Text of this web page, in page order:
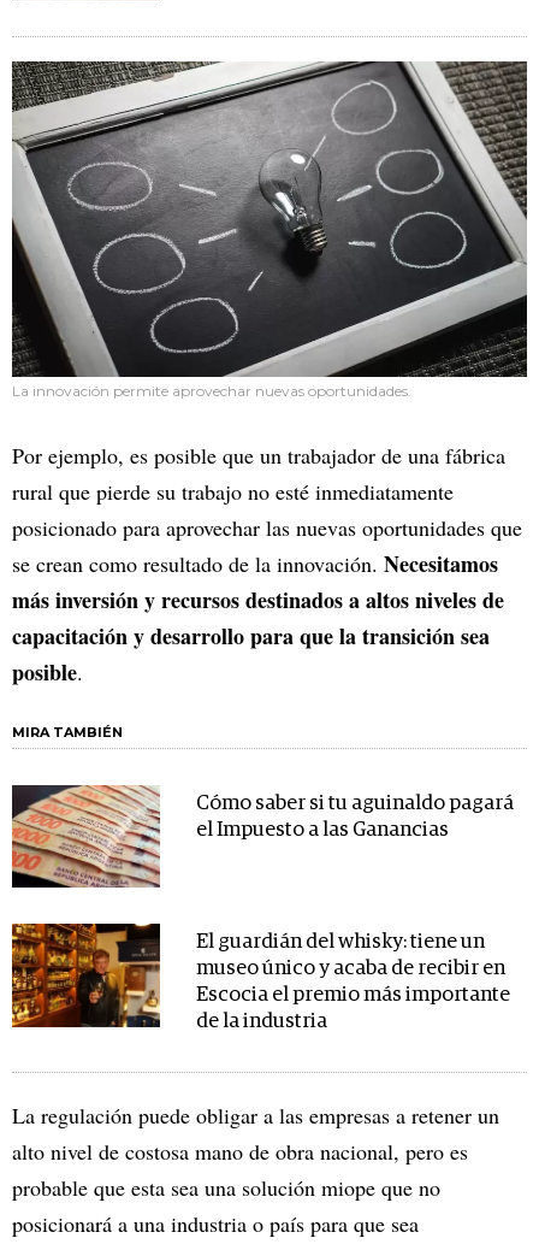
La innovación permite aprovechar nuevas oportunidades.
Por ejemplo, es posible que un trabajador de una fábrica
rural que pierde su trabajo no esté inmediatamente
posicionado para aprovechar las nuevas oportunidades que
se crean como resultado de la innovación. Necesitamos
más inversión y recursos destinados a altos niveles de
capacitación y desarrollo para que la transición sea
posible.
MIRA TAMBIÉN
Cómo saber si tu aguinaldo pagará
el Impuesto a las Ganancias
El guardián del whisky: tiene un
museo único y acaba de recibir en
Escocia el premio más importante
de la industria
La regulación puede obligar a las empresas a retener un
alto nivel de costosa mano de obra nacional, pero es
probable que esta sea una solución miope que no
posicionará a una industria o país para que sea